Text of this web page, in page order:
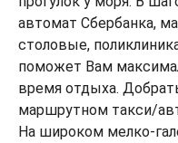
автомат Сбербанка,
столовые,
поможет Вам
время отдыха.
маршрутном такси/
На широком мелко-